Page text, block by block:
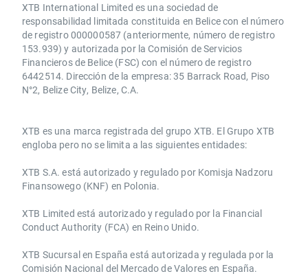
XTB International Limited es una sociedad de
responsabilidad limitada constituida en Belice con el número
de registro 000000587 (anteriormente, número de registro
153.939) y autorizada por la Comisión de Servicios
Financieros de Belice (FSC) con el número de registro
6442514. Dirección de la empresa: 35 Barrack Road, Piso
N°2, Belize City, Belize, C.A.
​​XTB es una marca registrada del grupo XTB. El Grupo XTB
engloba pero no se limita a las siguientes entidades:
XTB S.A.​ está autorizado y regulado por Komisja Nadzoru
Finansowego (KNF) ​en Polonia.
XTB Limited ​está autorizado y regulado por la ​Financial
Conduct Authority ​(FCA) en ​​Reino Unido.
XTB Sucursal en España está autorizada y regulada por la
Comisión Nacional del Mercado de Valores en España.